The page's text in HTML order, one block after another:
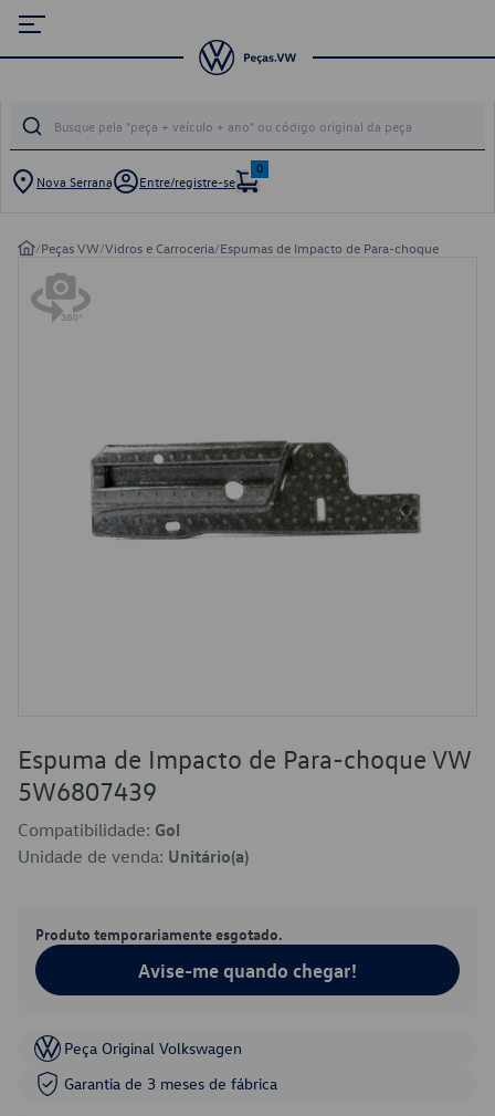
Nova Serrana Entre/registre-se
0
/Peças VW/Vidros e Carroceria/Espumas de Impacto de Para-choque
Espuma de Impacto de Para-choque VW
5W6807439
Compatibilidade: Gol
Unidade de venda: Unitário(a)
Produto temporariamente esgotado.
Avise-me quando chegar!
Peça Original Volkswagen
Garantia de 3 meses de fábrica